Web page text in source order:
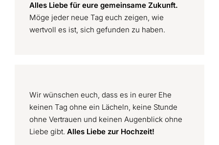
Alles Liebe für eure gemeinsame Zukunft.
Möge jeder neue Tag euch zeigen, wie
wertvoll es ist, sich gefunden zu haben.
Wir wünschen euch, dass es in eurer Ehe
keinen Tag ohne ein Lächeln, keine Stunde
ohne Vertrauen und keinen Augenblick ohne
Liebe gibt. Alles Liebe zur Hochzeit!